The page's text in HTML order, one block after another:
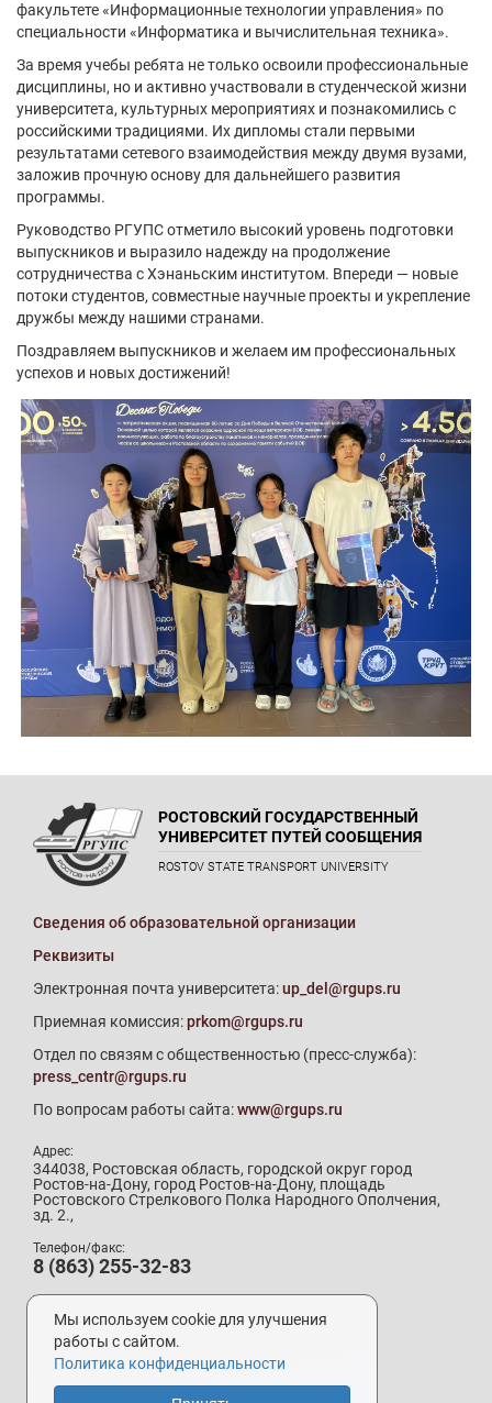
факультете «Информационные технологии управления» по
специальности «Информатика и вычислительная техника».
За время учебы ребята не только освоили профессиональные
дисциплины, но и активно участвовали в студенческой жизни
университета, культурных мероприятиях и познакомились с
российскими традициями. Их дипломы стали первыми
результатами сетевого взаимодействия между двумя вузами,
заложив прочную основу для дальнейшего развития
программы.
Руководство РГУПС отметило высокий уровень подготовки
выпускников и выразило надежду на продолжение
сотрудничества с Хэнаньским институтом. Впереди — новые
потоки студентов, совместные научные проекты и укрепление
дружбы между нашими странами.
Поздравляем выпускников и желаем им профессиональных
успехов и новых достижений!
РОСТОВСКИЙ ГОСУДАРСТВЕННЫЙ
УНИВЕРСИТЕТ ПУТЕЙ СООБЩЕНИЯ
ROSTOV STATE TRANSPORT UNIVERSITY
Сведения об образовательной организации
Реквизиты
Электронная почта университета:up_del@rgups.ru
Приемная комиссия:prkom@rgups.ru
Отдел по связям с общественностью (пресс-служба):
press_centr@rgups.ru
По вопросам работы сайта:www@rgups.ru
Адрес:
344038, Ростовская область, городской округ город
Ростов-на-Дону, город Ростов-на-Дону, площадь
Ростовского Стрелкового Полка Народного Ополчения,
зд. 2.,
Телефон/факс:
8 (863) 255-32-83
Телефон приемной комиссии:
8 (800) 707-19-29
8 (863) 272-64-88
Мы используем cookie для улучшения
работы с сайтом.
Политика конфиденциальности